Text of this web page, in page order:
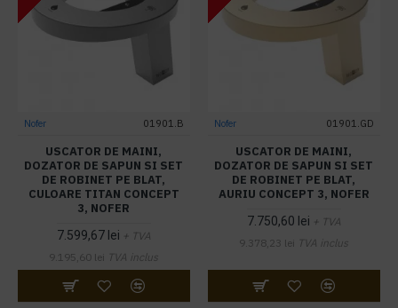
Nofer 01901.B
USCATOR DE MAINI,
DOZATOR DE SAPUN SI SET
DE ROBINET PE BLAT,
CULOARE TITAN CONCEPT
3, NOFER
7.599,67 lei + TVA
9.195,60 lei TVA inclus
Nofer 01901.GD
USCATOR DE MAINI,
DOZATOR DE SAPUN SI SET
DE ROBINET PE BLAT,
AURIU CONCEPT 3, NOFER
7.750,60 lei + TVA
9.378,23 lei TVA inclus